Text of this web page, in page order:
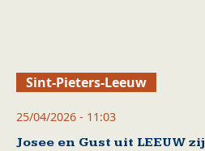
Sint-Pieters-Leeuw
25/04/2026 - 11:03
Josee en Gust uit LEEUW